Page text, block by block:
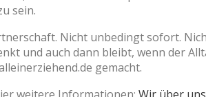
sein.
Nicht unbedingt sofort.
und auch dann bleibt, wenn der
gemacht.